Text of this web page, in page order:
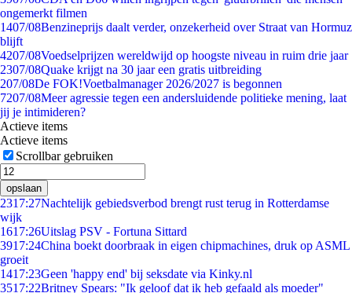
ongemerkt filmen
1407/08Benzineprijs daalt verder, onzekerheid over Straat van Hormuz
blijft
4207/08Voedselprijzen wereldwijd op hoogste niveau in ruim drie jaar
2307/08Quake krijgt na 30 jaar een gratis uitbreiding
207/08De FOK!Voetbalmanager 2026/2027 is begonnen
7207/08Meer agressie tegen een andersluidende politieke mening, laat
jij je intimideren?
Actieve items
Actieve items
Scrollbar gebruiken
opslaan
2317:27Nachtelijk gebiedsverbod brengt rust terug in Rotterdamse
wijk
1617:26Uitslag PSV - Fortuna Sittard
3917:24China boekt doorbraak in eigen chipmachines, druk op ASML
groeit
1417:23Geen 'happy end' bij seksdate via Kinky.nl
3517:22Britney Spears: "Ik geloof dat ik heb gefaald als moeder"